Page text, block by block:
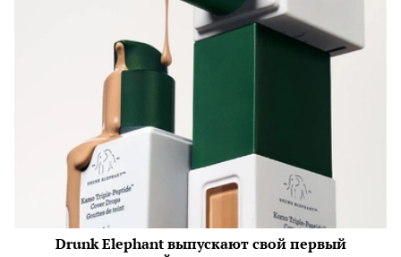
Drunk Elephant выпускают свой первый